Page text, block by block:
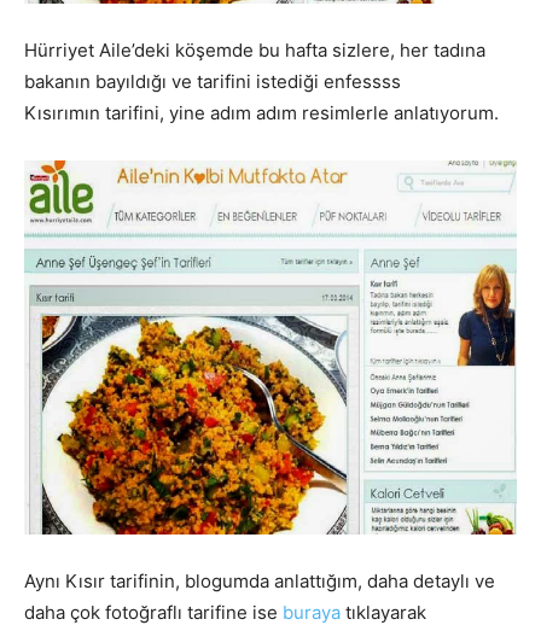
Hürriyet Aile’deki köşemde bu hafta sizlere, her tadına
bakanın bayıldığı ve tarifini istediği enfessss
Kısırımın tarifini, yine adım adım resimlerle anlatıyorum.
Aynı Kısır tarifinin, blogumda anlattığım, daha detaylı ve
daha çok fotoğraflı tarifine ise buraya tıklayarak